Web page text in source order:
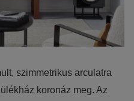
szimmetrikus arculatra
koronáz meg. Az
tartozó